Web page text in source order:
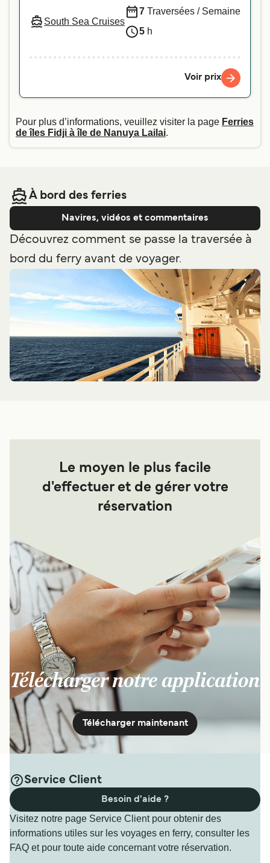
- nous vous recommandons de contacter
directement notre service client.
South Sea Cruises
7 Traversées / Semaine
5 h
Voir prix
Pour plus d’informations, veuillez visiter la page Ferries
de îles Fidji à île de Nanuya Lailai.
À bord des ferries
Navires, vidéos et commentaires
Découvrez comment se passe la traversée à
bord du ferry avant de voyager.
Le moyen le plus facile
d'effectuer et de gérer votre
réservation
Télécharger notre application
Télécharger maintenant
Service Client
Visitez notre page Service Client pour obtenir des
informations utiles sur les voyages en ferry, consulter les
FAQ et pour toute aide concernant votre réservation.
Besoin d'aide ?